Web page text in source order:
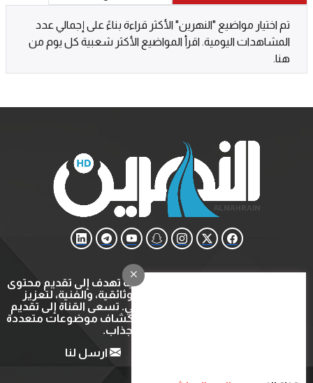
تم اختيار مواضيع "النهرين" الأكثر قراءة بناءً على إجمالي عدد
المشاهدات اليومية. اقرأ المواضيع الأكثر شعبية كل يوم من
هنا.
قناة النهرين هي قناة ثقافية وتعليمية تهدف إلى تقديم محتوى
متنوع يشمل البرامج التعليمية، الوثائقية، والفنية، لتعزيز
المعرفة والتثقيف في المجتمع العربي. تسعى القناة إلى تقديم
تجربة مشاهدة ثرية ومفيدة عبر استكشاف موضوعات متعددة
بأسلوب شيق وجذاب.
ارسل لنا